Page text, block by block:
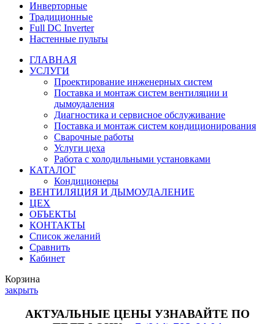
Инверторные
Традиционные
Full DC Inverter
Настенные пульты
ГЛАВНАЯ
УСЛУГИ
Проектирование инженерных систем
Поставка и монтаж систем вентиляции и
дымоудаления
Диагностика и сервисное обслуживание
Поставка и монтаж систем кондиционирования
Сварочные работы
Услуги цеха
Работа с холодильными установками
КАТАЛОГ
Кондиционеры
ВЕНТИЛЯЦИЯ И ДЫМОУДАЛЕНИЕ
ЦЕХ
ОБЪЕКТЫ
КОНТАКТЫ
Список желаний
Сравнить
Кабинет
Корзина
закрыть
АКТУАЛЬНЫЕ ЦЕНЫ УЗНАВАЙТЕ ПО